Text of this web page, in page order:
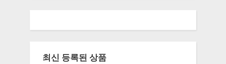
최신 등록된 상품